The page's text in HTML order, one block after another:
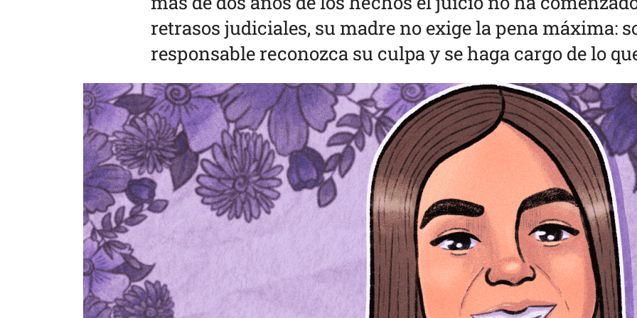
retrasos judiciales, su madre no exige la pena máxima:
responsable reconozca su culpa y se haga cargo de lo